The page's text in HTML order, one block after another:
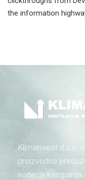
the information
Klimainvest d.o.o.
proizvodno
vodećih